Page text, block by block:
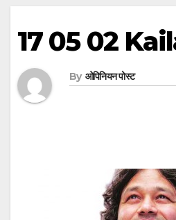
17 05 02
By ओपिनियन पोस्ट